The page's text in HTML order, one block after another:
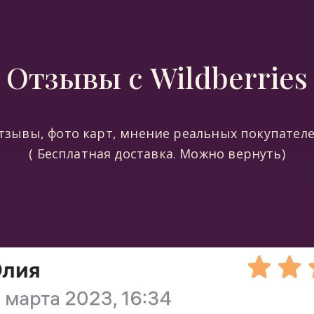
Отзывы с Wildberries
фото карт, мнение реальных
( Бесплатная доставка. Можно вернуть)